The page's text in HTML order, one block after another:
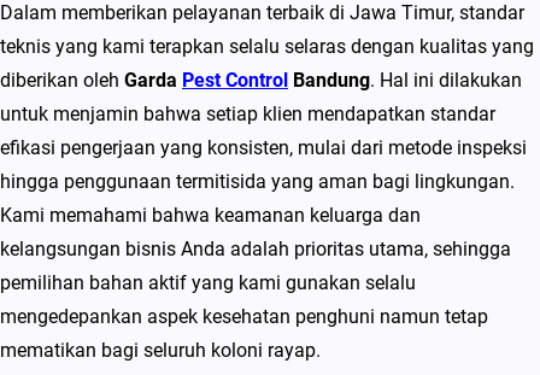
i
r
i
S
p
e
s
i
a
l
i
Dalam memberikan pelayanan terbaik di Jawa Timur, standar
teknis yang kami terapkan selalu selaras dengan kualitas yang
diberikan oleh Garda Pest Control Bandung. Hal ini dilakukan
untuk menjamin bahwa setiap klien mendapatkan standar
efikasi pengerjaan yang konsisten, mulai dari metode inspeksi
hingga penggunaan termitisida yang aman bagi lingkungan.
Kami memahami bahwa keamanan keluarga dan
kelangsungan bisnis Anda adalah prioritas utama, sehingga
pemilihan bahan aktif yang kami gunakan selalu
mengedepankan aspek kesehatan penghuni namun tetap
mematikan bagi seluruh koloni rayap.